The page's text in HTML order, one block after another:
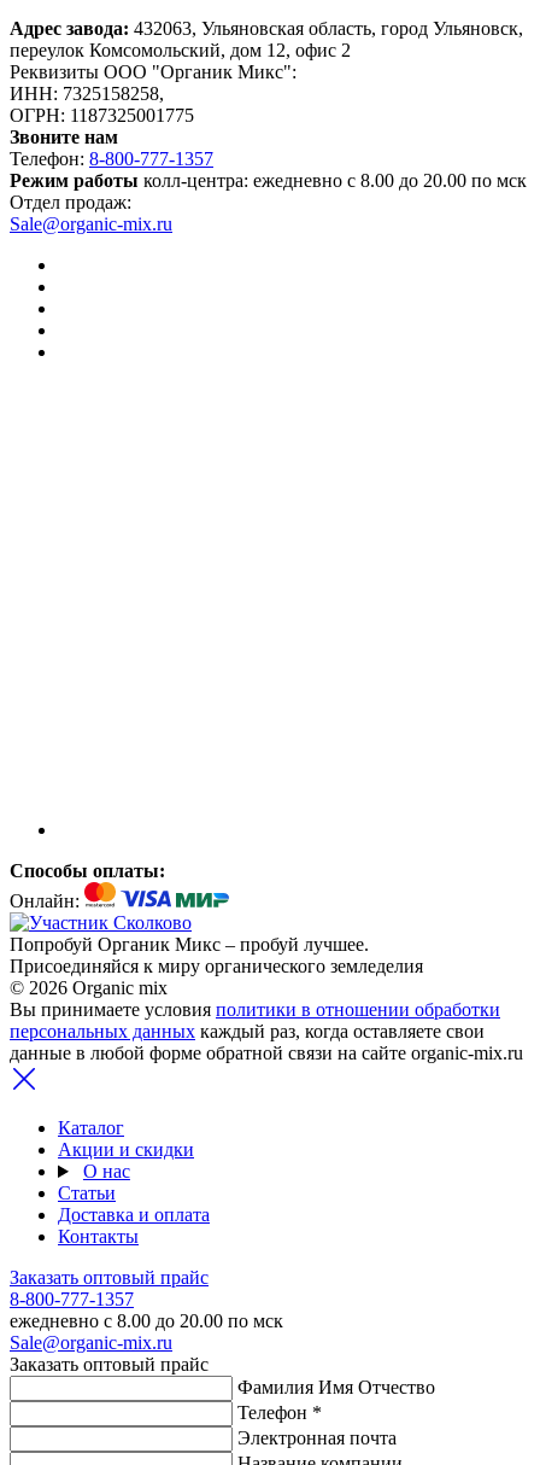
Адрес завода: 432063, Ульяновская область, город Ульяновск,
переулок Комсомольский, дом 12, офис 2
Реквизиты ООО "Органик Микс":
ИНН: 7325158258,
ОГРН: 1187325001775
Звоните нам
Телефон: 8-800-777-1357
Режим работы колл-центра: ежедневно с 8.00 до 20.00 по мск
Отдел продаж:
Sale@organic-mix.ru
Способы оплаты:
Онлайн:
Попробуй Органик Микс – пробуй лучшее.
Присоединяйся к миру органического земледелия
© 2026 Organic mix
Вы принимаете условия политики в отношении обработки
персональных данных каждый раз, когда оставляете свои
данные в любой форме обратной связи на сайте organic-mix.ru
Каталог
Акции и скидки
О нас
Статьи
Доставка и оплата
Контакты
Заказать оптовый прайс
8-800-777-1357
ежедневно с 8.00 до 20.00 по мск
Sale@organic-mix.ru
Заказать оптовый прайс
Фамилия Имя Отчество
Телефон *
Электронная почта